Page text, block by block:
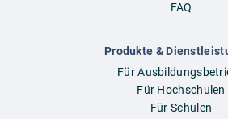
FAQ
Produkte &
Für
Für Hochschulen
Für Schulen